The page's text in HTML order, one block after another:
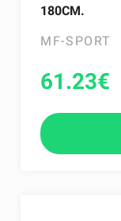
180CM.
MF-SPORT
61.23€